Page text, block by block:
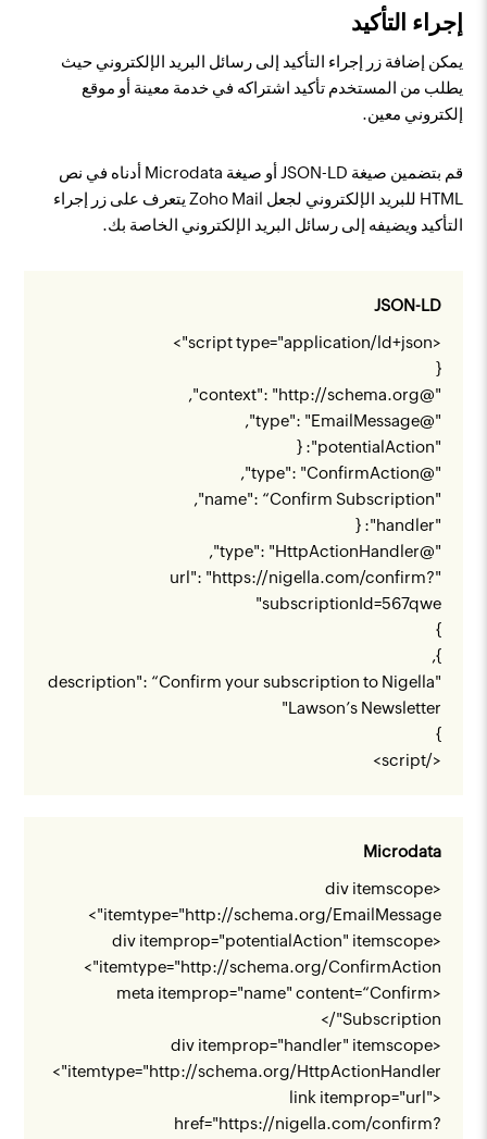
إجراء التأكيد
يمكن إضافة زر إجراء التأكيد إلى رسائل البريد الإلكتروني حيث
يطلب من المستخدم تأكيد اشتراكه في خدمة معينة أو موقع
إلكتروني معين.
قم بتضمين صيغة JSON-LD أو صيغة Microdata أدناه في نص
HTML للبريد الإلكتروني لجعل Zoho Mail يتعرف على زر إجراء
التأكيد ويضيفه إلى رسائل البريد الإلكتروني الخاصة بك.
JSON-LD
<script type="application/ld+json">
{
"@context": "
http://schema.org
",
"@type": "EmailMessage",
"potentialAction": {
"@type": "ConfirmAction",
"name": “Confirm Subscription",
"handler": {
"@type": "HttpActionHandler",
"url": "
https://nigella.com/confirm?
subscriptionId=567qwe
"
}
},
"description": “Confirm your subscription to Nigella
Lawson’s Newsletter"
}
</script>
Microdata
<div itemscope
itemtype="http://schema.org/EmailMessage
">
<div itemprop="potentialAction" itemscope
itemtype="http://schema.org/ConfirmAction
">
<meta itemprop="name" content=“Confirm
Subscription"/>
<div itemprop="handler" itemscope
itemtype="http://schema.org/HttpActionHandler
">
<link itemprop="url"
href="https://nigella.com/confirm?